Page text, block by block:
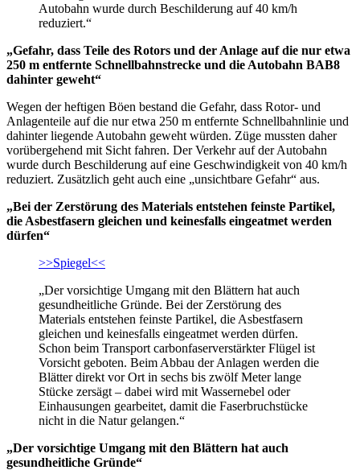
Autobahn wurde durch Beschilderung auf 40 km/h
reduziert.“
„Gefahr, dass Teile des Rotors und der Anlage auf die nur etwa
250 m entfernte Schnellbahnstrecke und die Autobahn BAB8
dahinter geweht“
Wegen der heftigen Böen bestand die Gefahr, dass Rotor- und
Anlagenteile auf die nur etwa 250 m entfernte Schnellbahnlinie und
dahinter liegende Autobahn geweht würden. Züge mussten daher
vorübergehend mit Sicht fahren. Der Verkehr auf der Autobahn
wurde durch Beschilderung auf eine Geschwindigkeit von 40 km/h
reduziert. Zusätzlich geht auch eine „unsichtbare Gefahr“ aus.
„Bei der Zerstörung des Materials entstehen feinste Partikel,
die Asbestfasern gleichen und keinesfalls eingeatmet werden
dürfen“
>>Spiegel<<
„Der vorsichtige Umgang mit den Blättern hat auch
gesundheitliche Gründe. Bei der Zerstörung des
Materials entstehen feinste Partikel, die Asbestfasern
gleichen und keinesfalls eingeatmet werden dürfen.
Schon beim Transport carbonfaserverstärkter Flügel ist
Vorsicht geboten. Beim Abbau der Anlagen werden die
Blätter direkt vor Ort in sechs bis zwölf Meter lange
Stücke zersägt – dabei wird mit Wassernebel oder
Einhausungen gearbeitet, damit die Faserbruchstücke
nicht in die Natur gelangen.“
„Der vorsichtige Umgang mit den Blättern hat auch
gesundheitliche Gründe“